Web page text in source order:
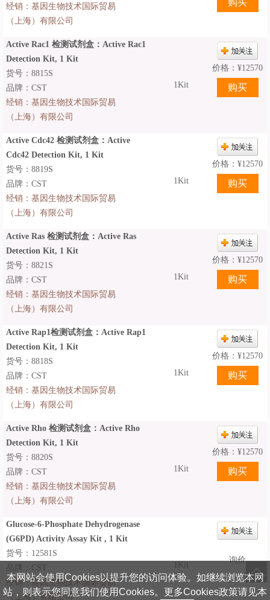
经销： 基因生物技术国际贸易
（上海）有限公司
Active Rac1 检测试剂盒：Active Rac1
Detection Kit, 1 Kit
1Kit
价格： ¥12570
货号：8815S
品牌：CST
经销： 基因生物技术国际贸易
（上海）有限公司
Active Cdc42 检测试剂盒：Active
Cdc42 Detection Kit, 1 Kit
1Kit
价格： ¥12570
货号：8819S
品牌：CST
经销： 基因生物技术国际贸易
（上海）有限公司
Active Ras 检测试剂盒：Active Ras
Detection Kit, 1 Kit
1Kit
价格： ¥12570
货号：8821S
品牌：CST
经销： 基因生物技术国际贸易
（上海）有限公司
Active Rap1检测试剂盒：Active Rap1
Detection Kit, 1 Kit
1Kit
价格： ¥12570
货号：8818S
品牌：CST
经销： 基因生物技术国际贸易
（上海）有限公司
Active Rho 检测试剂盒：Active Rho
Detection Kit, 1 Kit
1Kit
价格： ¥12570
货号：8820S
品牌：CST
经销： 基因生物技术国际贸易
（上海）有限公司
Glucose-6-Phosphate Dehydrogenase
(G6PD) Activity Assay Kit , 1 Kit
1Kit
询价
货号：12581S
品牌：CST
经销：基因生物技术国际贸易
（上海）有限公司
本网站会使用Cookies以提升您的访问体验。如继续浏览本网
站，则表示您同意我们使用Cookies。更多Cookies政策请见本